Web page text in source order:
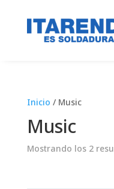
Inicio / Music
Music
Mostrando los 2